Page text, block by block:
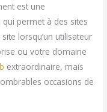
est une
permet à des sites
lorsqu’un utilisateur
ou votre domaine
extraordinaire, mais
occasions de